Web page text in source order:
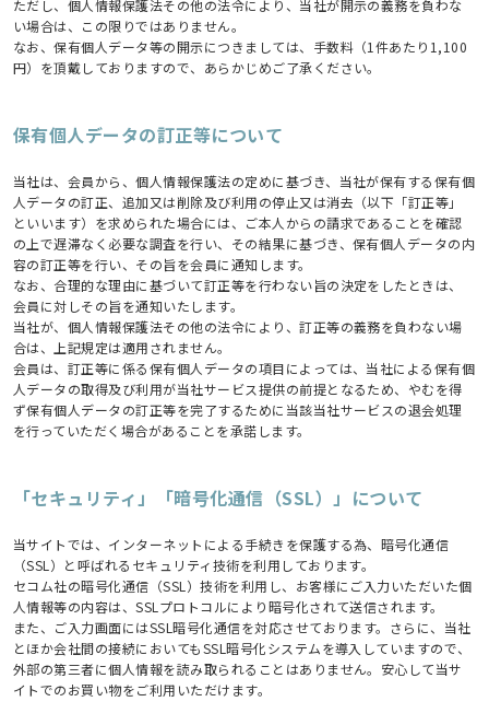
ただし、個人情報保護法その他の法令により、当社が開示の義務を負わな
い場合は、この限りではありません。
なお、保有個人データ等の開示につきましては、手数料（1件あたり1,100
円）を頂戴しておりますので、あらかじめご了承ください。
保有個人データの訂正等について
当社は、会員から、個人情報保護法の定めに基づき、当社が保有する保有個
人データの訂正、追加又は削除及び利用の停止又は消去（以下「訂正等」
といいます）を求められた場合には、ご本人からの請求であることを確認
の上で遅滞なく必要な調査を行い、その結果に基づき、保有個人データの内
容の訂正等を行い、その旨を会員に通知します。
なお、合理的な理由に基づいて訂正等を行わない旨の決定をしたときは、
会員に対しその旨を通知いたします。
当社が、個人情報保護法その他の法令により、訂正等の義務を負わない場
合は、上記規定は適用されません。
会員は、訂正等に係る保有個人データの項目によっては、当社による保有個
人データの取得及び利用が当社サービス提供の前提となるため、やむを得
ず保有個人データの訂正等を完了するために当該当社サービスの退会処理
を行っていただく場合があることを承諾します。
「セキュリティ」「暗号化通信（SSL）」について
当サイトでは、インターネットによる手続きを保護する為、暗号化通信
（SSL）と呼ばれるセキュリティ技術を利用しております。
セコム社の暗号化通信（SSL）技術を利用し、お客様にご入力いただいた個
人情報等の内容は、SSLプロトコルにより暗号化されて送信されます。
また、ご入力画面にはSSL暗号化通信を対応させております。さらに、当社
とほか会社間の接続においてもSSL暗号化システムを導入していますので、
外部の第三者に個人情報を読み取られることはありません。安心して当サ
イトでのお買い物をご利用いただけます。